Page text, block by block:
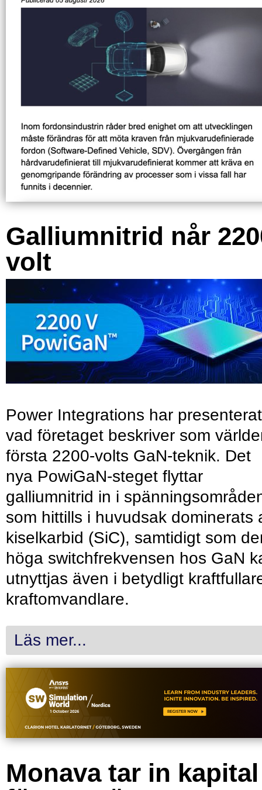
Galliumnitrid når
volt
Power Integrations har presenterat
vad företaget beskriver som
första 2200-volts GaN-teknik. Det
nya PowiGaN-steget flyttar
galliumnitrid in i
som hittills i huvudsak dominerats
kiselkarbid (SiC), samtidigt som
höga switchfrekvensen hos GaN
utnyttjas även i betydligt
kraftomvandlare.
Läs mer...
Monava tar in kapital